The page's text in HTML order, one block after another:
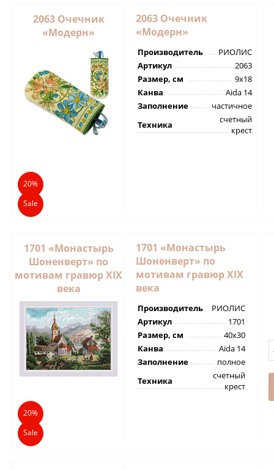
2063 Очечник
«Модерн»
20%
Sale
2063 Очечник
«Модерн»
Производитель
РИОЛИС
Артикул
2063
Размер, см
9х18
Канва
Aida 14
Заполнение
частичное
Техника
счетный
крест
1701 «Монастырь
Шоненверт» по
мотивам гравюр XIX
века
20%
Sale
1701 «Монастырь
Шоненверт» по
мотивам гравюр XIX
века
Производитель
РИОЛИС
Артикул
1701
Размер, см
40х30
Канва
Aida 14
Заполнение
полное
Техника
счетный
крест